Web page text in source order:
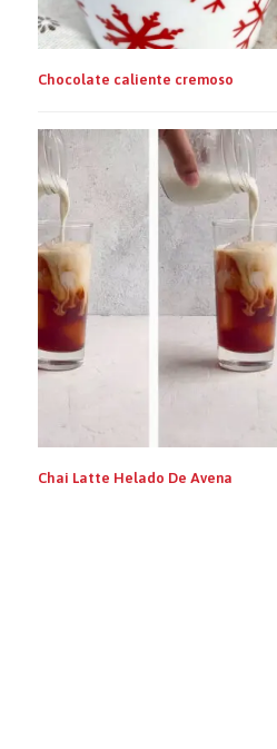
Chocolate caliente cremoso
Chai Latte Helado De Avena